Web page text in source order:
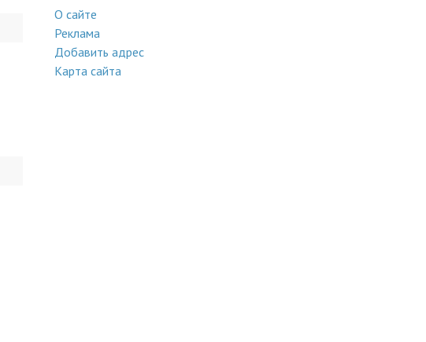
О сайте
Реклама
Добавить адрес
Карта сайта